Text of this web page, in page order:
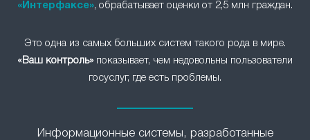
«Интерфаксе», обрабатывает оценки от 2,5 млн граждан.
Это одна из самых больших систем такого рода в мире.
«Ваш контроль»показывает, чем недовольны пользователи
госуслуг, где есть проблемы.
Информационные системы, разработанные